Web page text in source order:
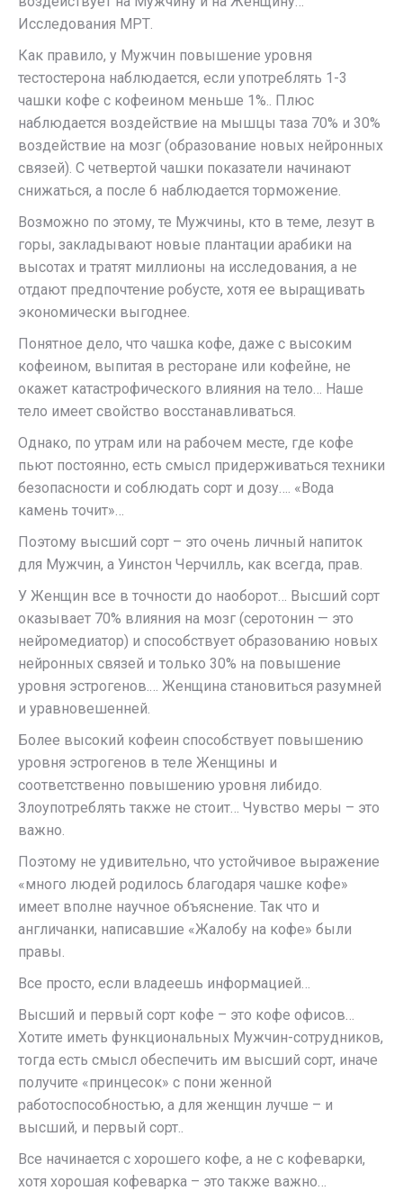
Исследования МРТ.
Как правило, у Мужчин повышение уровня
тестостерона наблюдается, если употреблять 1-3
чашки кофе с кофеином меньше 1%.. Плюс
наблюдается воздействие на мышцы таза 70% и 30%
воздействие на мозг (образование новых нейронных
связей). С четвертой чашки показатели начинают
снижаться, а после 6 наблюдается торможение.
Возможно по этому, те Мужчины, кто в теме, лезут в
горы, закладывают новые плантации арабики на
высотах и тратят миллионы на исследования, а не
отдают предпочтение робусте, хотя ее выращивать
экономически выгоднее.
Понятное дело, что чашка кофе, даже с высоким
кофеином, выпитая в ресторане или кофейне, не
окажет катастрофического влияния на тело… Наше
тело имеет свойство восстанавливаться.
Однако, по утрам или на рабочем месте, где кофе
пьют постоянно, есть смысл придерживаться техники
безопасности и соблюдать сорт и дозу…. «Вода
камень точит»…
Поэтому высший сорт – это очень личный напиток
для Мужчин, а Уинстон Черчилль, как всегда, прав.
У Женщин все в точности до наоборот… Высший сорт
оказывает 70% влияния на мозг (серотонин — это
нейромедиатор) и способствует образованию новых
нейронных связей и только 30% на повышение
уровня эстрогенов.… Женщина становиться разумней
и уравновешенней.
Более высокий кофеин способствует повышению
уровня эстрогенов в теле Женщины и
соответственно повышению уровня либидо.
Злоупотреблять также не стоит… Чувство меры – это
важно.
Поэтому не удивительно, что устойчивое выражение
«много людей родилось благодаря чашке кофе»
имеет вполне научное объяснение. Так что и
англичанки, написавшие «Жалобу на кофе» были
правы.
Все просто, если владеешь информацией…
Высший и первый сорт кофе – это кофе офисов…
Хотите иметь функциональных Мужчин-сотрудников,
тогда есть смысл обеспечить им высший сорт, иначе
получите «принцесок» с пони женной
работоспособностью, а для женщин лучше – и
высший, и первый сорт..
Все начинается с хорошего кофе, а не с кофеварки,
хотя хорошая кофеварка – это также важно…